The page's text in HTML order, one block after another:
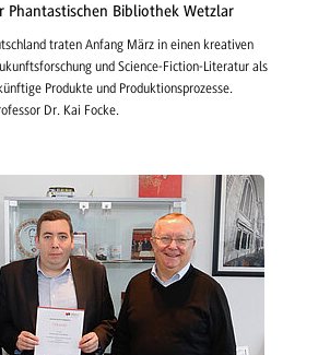
Phantastischen Bibliothek Wetzlar
traten Anfang März in einen kreativen
und Science-Fiction-Literatur als
Produkte und Produktionsprozesse.
Dr. Kai Focke.